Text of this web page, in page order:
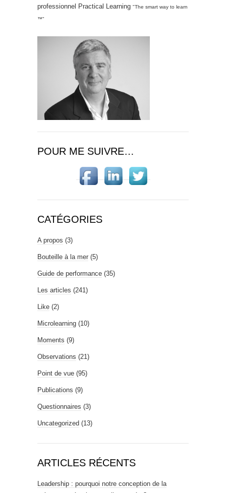
professionnel Practical Learning "The smart way to learn
™"
POUR ME SUIVRE…
CATÉGORIES
A propos (3)
Bouteille à la mer (5)
Guide de performance (35)
Les articles (241)
Like (2)
Microlearning (10)
Moments (9)
Observations (21)
Point de vue (95)
Publications (9)
Questionnaires (3)
Uncategorized (13)
ARTICLES RÉCENTS
Leadership : pourquoi notre conception de la